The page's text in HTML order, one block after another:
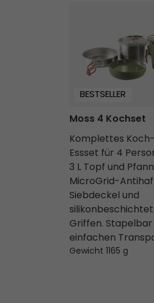
BESTSELLER
Moss 4 Kochset
Komplettes
Essset für 4
3 L Topf und
MicroGrid-
Siebdeckel und
Griffen.
einfachen
Gewicht 1165 g